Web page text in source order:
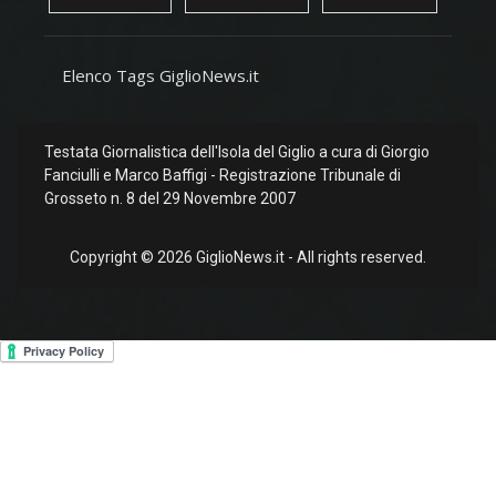
Elenco Tags GiglioNews.it
Testata Giornalistica dell'Isola del Giglio a cura di Giorgio
Fanciulli e Marco Baffigi - Registrazione Tribunale di
Grosseto n. 8 del 29 Novembre 2007
Copyright © 2026 GiglioNews.it - All rights reserved.